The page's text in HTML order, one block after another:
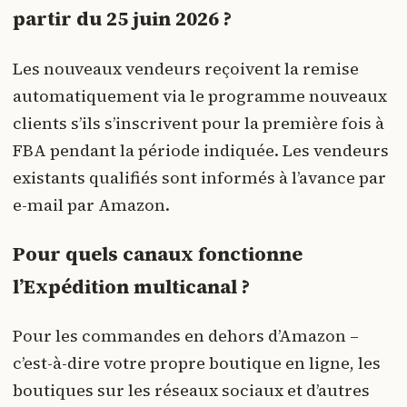
partir du 25 juin 2026 ?
Les nouveaux vendeurs reçoivent la remise
automatiquement via le programme nouveaux
clients s’ils s’inscrivent pour la première fois à
FBA pendant la période indiquée. Les vendeurs
existants qualifiés sont informés à l’avance par
e-mail par Amazon.
Pour quels canaux fonctionne
l’Expédition multicanal ?
Pour les commandes en dehors d’Amazon –
c’est-à-dire votre propre boutique en ligne, les
boutiques sur les réseaux sociaux et d’autres